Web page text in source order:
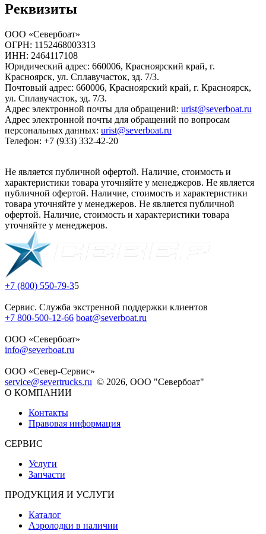
Реквизиты
ООО «Севербоат»
ОГРН: 1152468003313
ИНН: 2464117108
Юридический адрес: 660006, Красноярский край, г.
Красноярск, ул. Сплавучасток, зд. 7/3.
Почтовый адрес: 660006, Красноярский край, г. Красноярск,
ул. Сплавучасток, зд. 7/3.
Адрес электронной почты для обращений: urist@severboat.ru
Адрес электронной почты для обращений по вопросам
персональных данных: urist@severboat.ru
Телефон: +7 (933) 332-42-20
Не является публичной офертой. Наличие, стоимость и
характеристики товара уточняйте у менеджеров. Не является
публичной офертой. Наличие, стоимость и характеристики
товара уточняйте у менеджеров. Не является публичной
офертой. Наличие, стоимость и характеристики товара
уточняйте у менеджеров.
+7 (800) 550-79-35
Сервис. Служба экстренной поддержки клиентов
+7 800-500-12-66 boat@severboat.ru
ООО «Севербоат»
info@severboat.ru
ООО «Север-Сервис»
service@severtrucks.ru © 2026, ООО "Севербоат"
О КОМПАНИИ
Контакты
Правовая информация
СЕРВИС
Услуги
Запчасти
ПРОДУКЦИЯ И УСЛУГИ
Каталог
Аэролодки в наличии